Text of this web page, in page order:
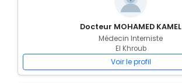
Docteur MOHAMED KAMEL
Médecin Interniste
El Khroub
Voir le profil